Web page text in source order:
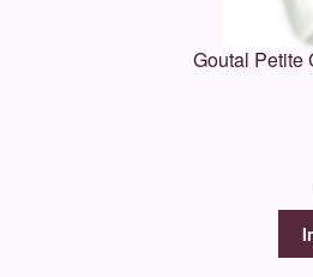
Goutal Petite